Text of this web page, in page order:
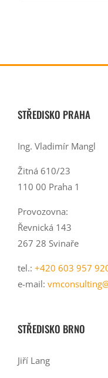
STŘEDISKO PRAHA
Ing. Vladimír Mangl
Žitná 610/23
110 00 Praha 1
Provozovna:
Řevnická 143
267 28 Svinaře
tel.: +420 603 957
e-mail:
STŘEDISKO BRNO
Jiří Lang